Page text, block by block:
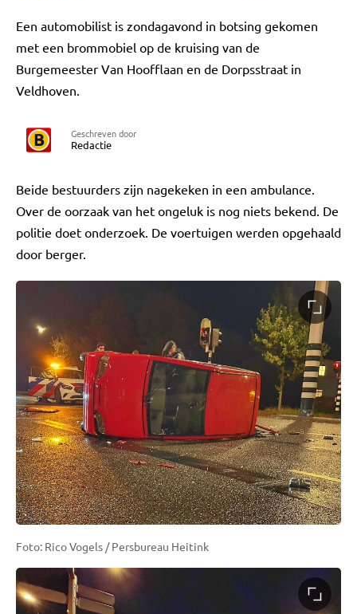
Een automobilist is zondagavond in botsing gekomen
met een brommobiel op de kruising van de
Burgemeester Van Hoofflaan en de Dorpsstraat in
Veldhoven.
Geschreven door
Redactie
Beide bestuurders zijn nagekeken in een ambulance.
Over de oorzaak van het ongeluk is nog niets bekend. De
politie doet onderzoek. De voertuigen werden opgehaald
door berger.
Foto: Rico Vogels / Persbureau Heitink